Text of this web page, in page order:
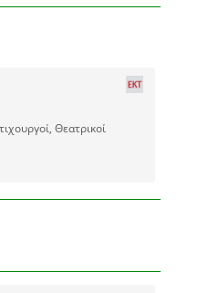
Θεατρικοί